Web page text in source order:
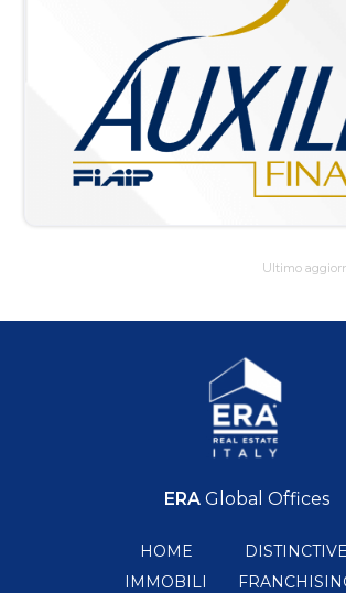
Ultimo
ERAGlobal Offices
HOME
IMMOBILI
DISTINCTIVE